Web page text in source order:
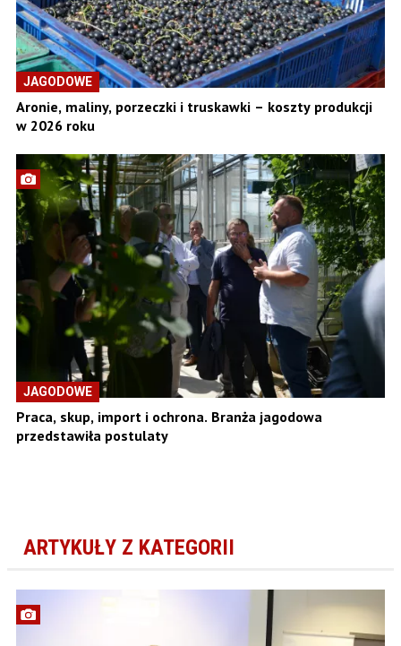
JAGODOWE
Aronie, maliny, porzeczki i truskawki – koszty produkcji
w 2026 roku
JAGODOWE
Praca, skup, import i ochrona. Branża jagodowa
przedstawiła postulaty
ARTYKUŁY Z KATEGORII